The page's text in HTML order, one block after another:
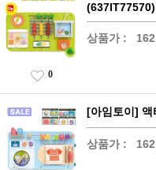
(637IT77570)
상품가 :
0
[아임토이] 액
상품가 :